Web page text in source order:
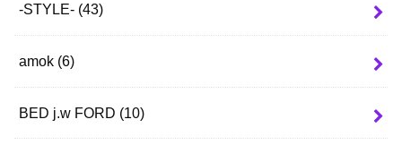
-STYLE- (43)
amok (6)
BED j.w FORD (10)